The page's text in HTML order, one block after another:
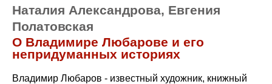
Наталия Александрова, Евгения
Полатовская
О Владимире Любарове и его
непридуманных историях
Владимир Любаров - известный художник, книжный